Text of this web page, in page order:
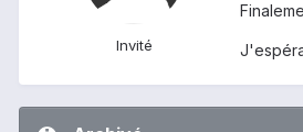
Invité